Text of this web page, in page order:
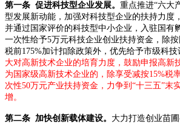
第一条 促进科技型企业发展。 重点推进“六大
型发展新动能，加强对科技型企业的扶持力度
并通过国家评价的科技型中小企业，入驻国有
一次性给予5万元科技企业创业扶持资金，除
税前175%加计扣除政策外，优先给予市级科技
大对高新技术企业的培育力度，鼓励申报高新
为国家级高新技术企业的，除享受减按15%税
次性50万元产业扶持资金，力争到“十三五”末
增。
第二条 加快创新载体建设。 大力打造创业苗